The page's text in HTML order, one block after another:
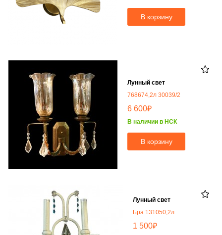
В корзину
Лунный свет
768674,2л 30039/2
6 600₽
В наличии в НСК
В корзину
Лунный свет
Бра 131050,2л
1 500₽